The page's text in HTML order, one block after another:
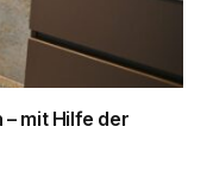
mit Hilfe der